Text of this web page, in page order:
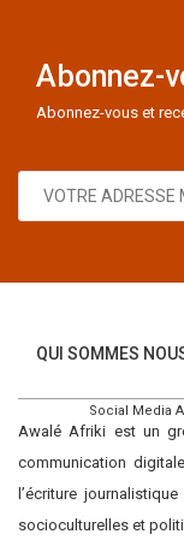
Abonnez-
Abonnez-vous et
QUI SOMMES
Awalé Afriki est un
communication
l’écriture
socioculturelles et
Social Media